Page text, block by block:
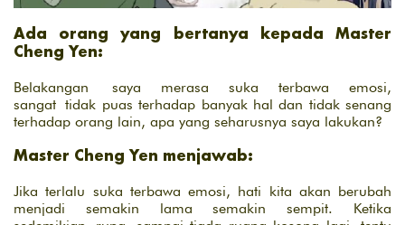
Ada orang yang bertanya kepada Master
Cheng Yen:
Belakangan saya merasa suka terbawa emosi,
sangat tidak puas terhadap banyak hal dan tidak senang
terhadap orang lain, apa yang seharusnya saya lakukan?
Master Cheng Yen menjawab:
Jika terlalu suka terbawa emosi, hati kita akan berubah
menjadi semakin lama semakin sempit. Ketika